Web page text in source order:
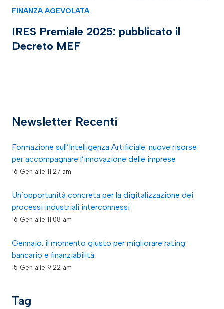
FINANZA AGEVOLATA
IRES Premiale 2025: pubblicato il
Decreto MEF
Newsletter Recenti
Formazione sull’Intelligenza Artificiale: nuove risorse
per accompagnare l’innovazione delle imprese
16 Gen alle 11:27 am
Un’opportunità concreta per la digitalizzazione dei
processi industriali interconnessi
16 Gen alle 11:08 am
Gennaio: il momento giusto per migliorare rating
bancario e finanziabilità
15 Gen alle 9:22 am
Tag